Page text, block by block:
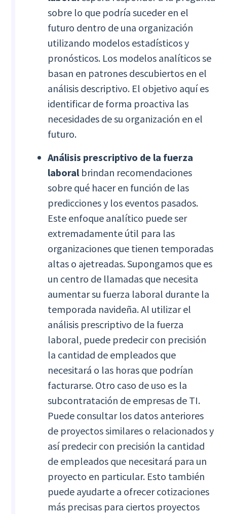
sobre lo que podría suceder en el
futuro dentro de una organización
utilizando modelos estadísticos y
pronósticos. Los modelos analíticos se
basan en patrones descubiertos en el
análisis descriptivo. El objetivo aquí es
identificar de forma proactiva las
necesidades de su organización en el
futuro.
Análisis prescriptivo de la fuerza
laboral brindan recomendaciones
sobre qué hacer en función de las
predicciones y los eventos pasados.
Este enfoque analítico puede ser
extremadamente útil para las
organizaciones que tienen temporadas
altas o ajetreadas. Supongamos que es
un centro de llamadas que necesita
aumentar su fuerza laboral durante la
temporada navideña. Al utilizar el
análisis prescriptivo de la fuerza
laboral, puede predecir con precisión
la cantidad de empleados que
necesitará o las horas que podrían
facturarse. Otro caso de uso es la
subcontratación de empresas de TI.
Puede consultar los datos anteriores
de proyectos similares o relacionados y
así predecir con precisión la cantidad
de empleados que necesitará para un
proyecto en particular. Esto también
puede ayudarte a ofrecer cotizaciones
más precisas para ciertos proyectos